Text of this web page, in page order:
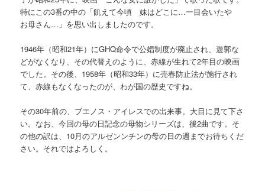
特にこの3番の中の「飢えて今頃 妹はどこに…一目会いたや
お母さん…」を思い出しましたのです。
1946年（昭和21年）にGHQ命令で公娼制度が廃止され、遊郭な
どがなくなり、その代替えのように、赤線が生れて2年目の映画
でした。その後、1958年（昭和33年）に売春防止法が施行され
て、赤線もなくなったのが、わが国の歴史ですね。
その30年前の、ブエノス・アイレスでの出来事。大目に見て下さ
い。なお、今回の母の日記念の母物シリーズは、後2曲です。そ
の他の訳は、10月のアルゼンンチンの母の日の週までお待ちくだ
さい。それではよろしく。